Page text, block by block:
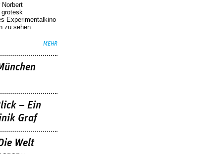
Experimentalkino
zu sehen
MEHR
– Ein
Graf
Welt